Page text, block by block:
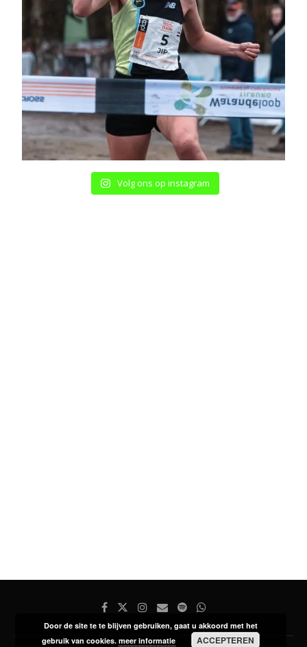
Volg ons op instagram
Door de site te te blijven gebruiken, gaat u akkoord met het
gebruik van cookies.meer informatie ACCEPTEREN